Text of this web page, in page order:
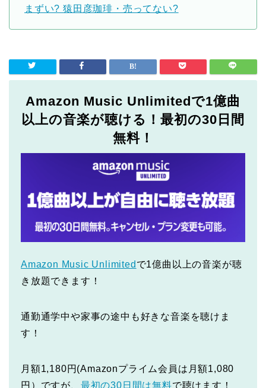
まずい? 猿田彦珈琲・売ってない?
Amazon Music Unlimitedで1億曲
以上の音楽が聴ける！最初の30日間
無料！
Amazon Music Unlimited で1億曲以上の音楽が聴
き放題できます！
通勤通学中や家事の途中も好きな音楽を聴けま
す！
月額1,180円(Amazonプライム会員は月額1,080
円）ですが、 最初の30日間は無料で聴けます！